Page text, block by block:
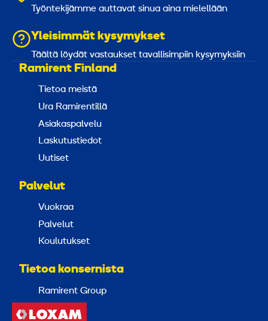
Työntekijämme auttavat sinua aina mielellään
Yleisimmät kysymykset
Täältä löydät vastaukset tavallisimpiin kysymyksiin
Ramirent Finland
Tietoa meistä
Ura Ramirentillä
Asiakaspalvelu
Laskutustiedot
Uutiset
Palvelut
Vuokraa
Palvelut
Koulutukset
Tietoa konsernista
Ramirent Group